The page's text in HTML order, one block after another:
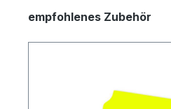
empfohlenes Zubehör